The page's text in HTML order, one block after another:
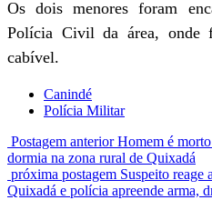
Os dois menores foram
Polícia Civil da área, onde
cabível.
Canindé
Polícia Militar
Postagem anterior Homem é
dormia na zona rural de Quixadá
próxima postagem Suspeito reage
Quixadá e polícia apreende arma,